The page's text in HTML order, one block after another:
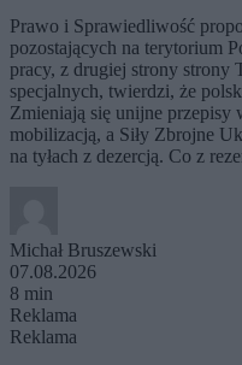
Prawo i Sprawiedliwość
pozostających na terytorium
pracy, z drugiej strony strony
specjalnych, twierdzi, że
Zmieniają się unijne
mobilizacją, a Siły Zbrojne
na tyłach z dezercją. Co z
Michał Bruszewski
07.08.2026
8 min
Reklama
Reklama